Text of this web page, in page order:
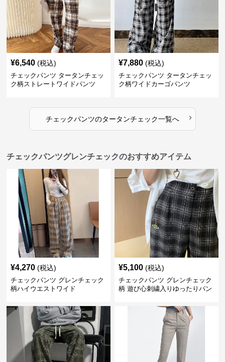
¥6,540 (税込)
チェックパンツ タータンチェッ
ク柄ストレートワイドパンツ
¥7,880 (税込)
チェックパンツ タータンチェッ
ク柄ワイドカーゴパンツ
チェックパンツのタータンチェック一覧へ ›
チェックパンツグレンチェックのおすすめアイテム
¥4,270 (税込)
チェックパンツ グレンチェック
柄ハイウエストワイド
¥5,100 (税込)
チェックパンツ グレンチェック
柄 遊び心刺繍入りゆったりパン